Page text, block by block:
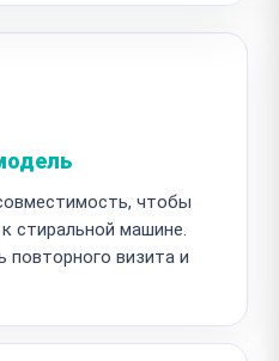
чтобы
стиральной машине.
повторного визита и